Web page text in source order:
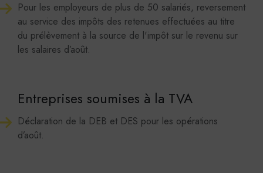
Pour les employeurs de plus de 50 salariés, reversement
au service des impôts des retenues effectuées au titre
du prélèvement à la source de l'impôt sur le revenu sur
les salaires d’août.
Entreprises soumises à la TVA
Déclaration de la DEB et DES pour les opérations
d’août.